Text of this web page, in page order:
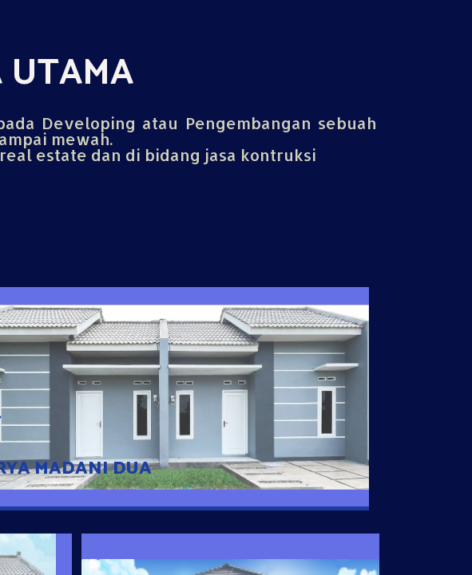
Developing atau Pengembangan sebuah
mewah.
estate dan di bidang jasa kontruksi
MADANI DUA
SURYA MADANI DUA
Satu-satunya Hunian nyaman dengan harga subsidi hanya 100
jutaan dengan lokasi strategis di Tuban